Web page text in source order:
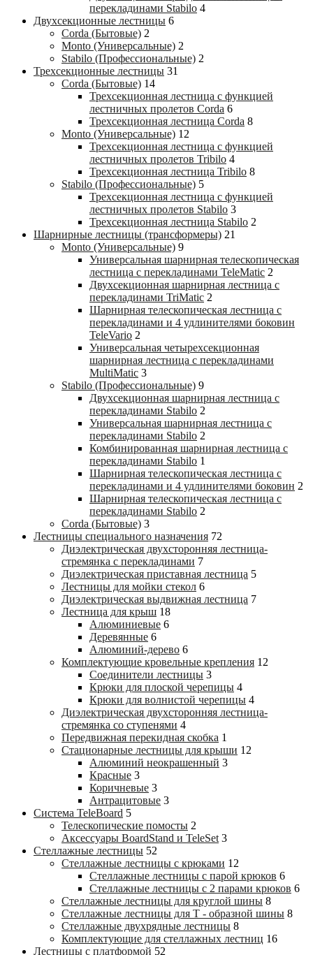
перекладинами Stabilo 4
Двухсекционные лестницы 6
Corda (Бытовые) 2
Monto (Универсальные) 2
Stabilo (Профессиональные) 2
Трехсекционные лестницы 31
Corda (Бытовые) 14
Трехсекционная лестница с функцией
лестничных пролетов Corda 6
Трехсекционная лестница Corda 8
Monto (Универсальные) 12
Трехсекционная лестница с функцией
лестничных пролетов Tribilo 4
Трехсекционная лестница Tribilo 8
Stabilo (Профессиональные) 5
Трехсекционная лестница с функцией
лестничных пролетов Stabilo 3
Трехсекционная лестница Stabilo 2
Шарнирные лестницы (трансформеры) 21
Monto (Универсальные) 9
Универсальная шарнирная телескопическая
лестница с перекладинами TeleMatic 2
Двухсекционная шарнирная лестница с
перекладинами TriMatic 2
Шарнирная телескопическая лестница с
перекладинами и 4 удлинителями боковин
TeleVario 2
Универсальная четырехсекционная
шарнирная лестница с перекладинами
MultiMatic 3
Stabilo (Профессиональные) 9
Двухсекционная шарнирная лестница с
перекладинами Stabilo 2
Универсальная шарнирная лестница с
перекладинами Stabilo 2
Комбинированная шарнирная лестница с
перекладинами Stabilo 1
Шарнирная телескопическая лестница с
перекладинами и 4 удлинителями боковин 2
Шарнирная телескопическая лестница с
перекладинами Stabilo 2
Corda (Бытовые) 3
Лестницы специального назначения 72
Диэлектрическая двухсторонняя лестница-
стремянка с перекладинами 7
Диэлектрическая приставная лестница 5
Лестницы для мойки стекол 6
Диэлектрическая выдвижная лестница 7
Лестница для крыш 18
Алюминиевые 6
Деревянные 6
Алюминий-дерево 6
Комплектующие кровельные крепления 12
Соединители лестницы 3
Крюки для плоской черепицы 4
Крюки для волнистой черепицы 4
Диэлектрическая двухсторонняя лестница-
стремянка со ступенями 4
Передвижная перекидная скобка 1
Стационарные лестницы для крыши 12
Алюминий неокрашенный 3
Красные 3
Коричневые 3
Антрацитовые 3
Система TeleBoard 5
Телескопические помосты 2
Аксессуары BoardStand и TeleSet 3
Стеллажные лестницы 52
Стеллажные лестницы с крюками 12
Стеллажные лестницы с парой крюков 6
Стеллажные лестницы c 2 парами крюков 6
Стеллажные лестницы для круглой шины 8
Стеллажные лестницы для Т - образной шины 8
Стеллажные двухрядные лестницы 8
Комплектующие для стеллажных лестниц 16
Лестницы с платформой 52